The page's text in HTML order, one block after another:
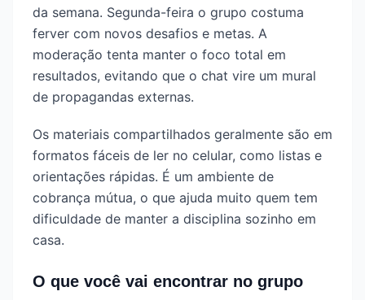
da semana. Segunda-feira o grupo costuma
ferver com novos desafios e metas. A
moderação tenta manter o foco total em
resultados, evitando que o chat vire um mural
de propagandas externas.
Os materiais compartilhados geralmente são em
formatos fáceis de ler no celular, como listas e
orientações rápidas. É um ambiente de
cobrança mútua, o que ajuda muito quem tem
dificuldade de manter a disciplina sozinho em
casa.
O que você vai encontrar no grupo